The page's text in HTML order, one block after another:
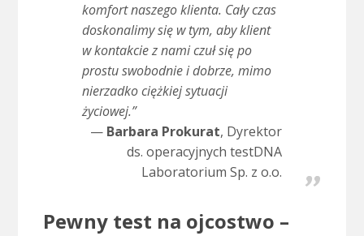
komfort naszego klienta. Cały czas
doskonalimy się w tym, aby klient
w kontakcie z nami czuł się po
prostu swobodnie i dobrze, mimo
nierzadko ciężkiej sytuacji
życiowej.”
Barbara Prokurat, Dyrektor
ds. operacyjnych testDNA
Laboratorium Sp. z o.o.
Pewny test na ojcostwo –